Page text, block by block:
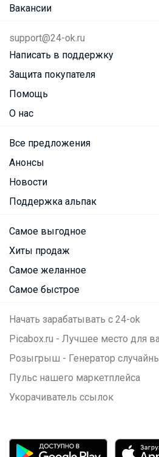
Вакансии
support@24-ok.ru
Написать в поддержку
Защита покупателя
Помощь
О нас
Все предложения
Анонсы
Новости
Поддержка альпак
Самое выгодное
Хиты продаж
Самое желанное
Самое быстрое
Начать зарабатывать с 24-ok
Picabox.ru - Лучшее место для
Розыгрыш - Генератор
Пульс нашего маркетплейса
Укорачиватель ссылок